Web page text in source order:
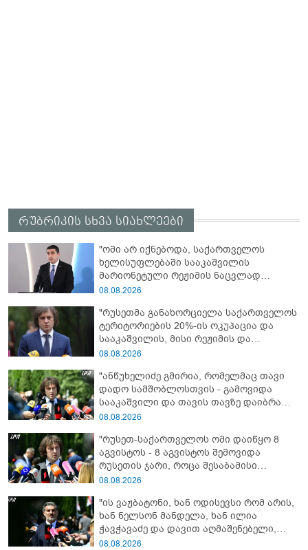
რუბრიკის სხვა სიახლეები
"ომი არ იქნებოდა, საქართველოს
ხელისუფლებაში სააკაშვილის
მარიონეტული რეჟიმის ნაცვლად
„ქართული ოცნების“ მსგავსი
2008 წლის ომი თუ არ იქნებოდა, დიდი
ალბათობით, არც უკრაინის ომი
იქნებოდა"
08.08.2026
"რუსეთმა განახორციელა საქართველოს
ტერიტორიების 20%-ის ოკუპაცია და
სააკაშვილის, მისი რეჟიმის და
„ნაცმოძრაობის“ ღალატი ვერანაირად
დანაშაული ჩვენი სახელმწიფოს წინაშე"
08.08.2026
"ანწუხელიძე გმირია, რომელმაც თავი
დადო სამშობლოსთვის - გამოვიდა
სააკაშვილი და თავის თავზე დაიბრალა
ანწუხელიძის გმირობა, სამარცხვინო
სააკაშვილისთვის შეგინებას თუ რაღაც
ამგვარს სთხოვდნენ მას"
08.08.2026
"რუსეთ-საქართველოს ომი დაიწყო 8
აგვისტოს - 8 აგვისტოს შემოვიდა
რუსეთის ჯარი, როცა შესაბამისი
განცხადება გააკეთა რუსეთის
რაც მოხდა, ეს იყო ის, რომ სააკაშვილის
რეჟიმმა დაბომბა ცხინვალი"
08.08.2026
"ის ვაჟბატონი, ხან ოდისევსი რომ არის,
ხან ნელსონ მანდელა, ხან ილია
ჭავჭავაძე და დავით აღმაშენებელი,
სინამდვილეში, ერთი საცოდავი,
08.08.2026